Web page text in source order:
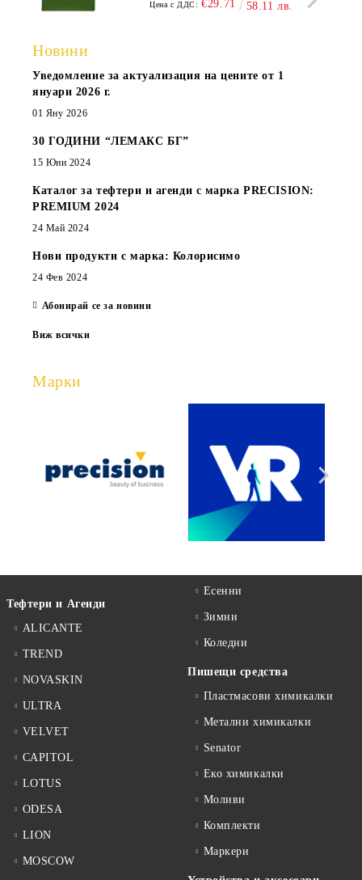
Цена с ДДС: €29.71 58.11 лв.
Новини
Уведомление за актуализация на цените от 1
януари 2026 г.
01 Яну 2026
30 ГОДИНИ “ЛЕМАКС БГ”
15 Юни 2024
Каталог за тефтери и агенди с марка PRECISION:
PREMIUM 2024
24 Май 2024
Нови продукти с марка: Колорисимо
24 Фев 2024
Абонирай се за новини
Виж всички
Марки
Тефтери и Агенди
ALICANTE
TREND
NOVASKIN
ULTRA
VELVET
CAPITOL
LOTUS
ODESA
LION
MOSCOW
Есенни
Зимни
Коледни
Пишещи средства
Пластмасови химикалки
Метални химикалки
Senator
Еко химикалки
Моливи
Комплекти
Маркери